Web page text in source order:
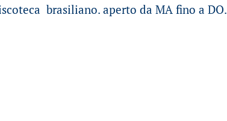
brasiliano. aperto da MA fino a DO.